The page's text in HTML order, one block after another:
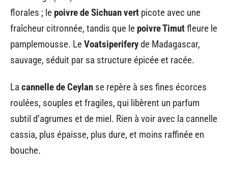
florales ; le poivre de Sichuan vert picote avec une
fraîcheur citronnée, tandis que le poivre Timutfleure le
pamplemousse. LeVoatsiperiferyde Madagascar,
sauvage, séduit par sa structure épicée et racée.
La cannelle de Ceylan se repère à ses fines écorces
roulées, souples et fragiles, qui libèrent un parfum
subtil d’agrumes et de miel. Rien à voir avec la cannelle
cassia, plus épaisse, plus dure, et moins raffinée en
bouche.